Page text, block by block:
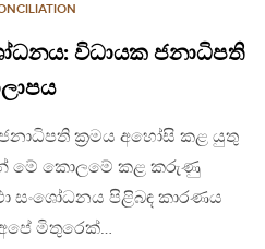
විධායක ජනාධිපති
ජනාධිපති ක්‍රමය අහෝසි කළ යුතු
මේ කොලමේ කළ කරුණු
සංශෝධනය පිළිබඳ කාරණය
මිතුරෙක්…